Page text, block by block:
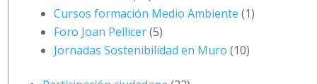
Cursos formación Medio Ambiente (1)
Foro Joan Pellicer(5)
Jornadas Sostenibilidad en Muro (10)